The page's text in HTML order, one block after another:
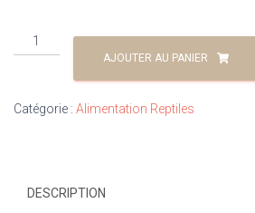
AJOUTER AU PANIER
Catégorie : Alimentation Reptiles
DESCRIPTION